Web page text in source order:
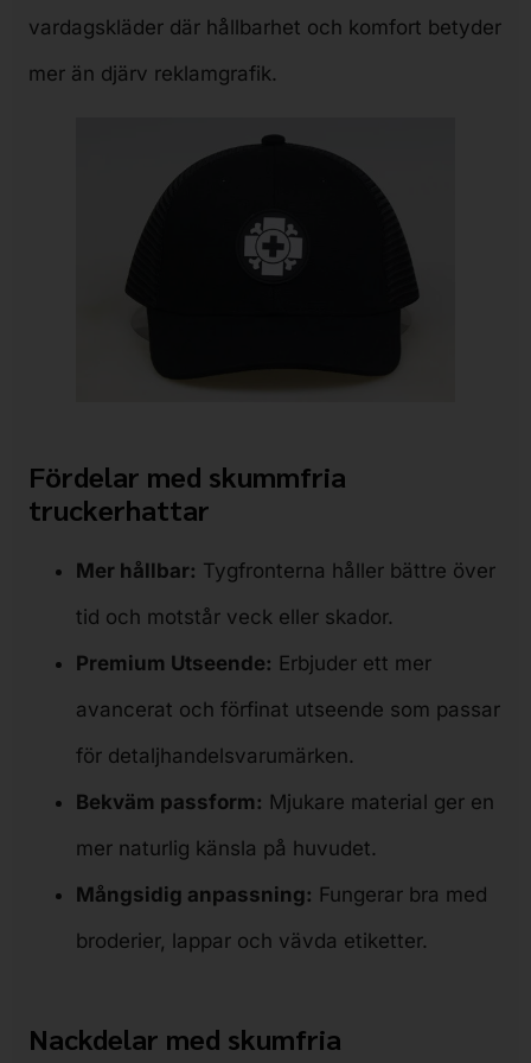
vardagskläder där hållbarhet och komfort betyder
mer än djärv reklamgrafik.
Fördelar med skummfria
truckerhattar
Mer hållbar: Tygfronterna håller bättre över
tid och motstår veck eller skador.
Premium Utseende: Erbjuder ett mer
avancerat och förfinat utseende som passar
för detaljhandelsvarumärken.
Bekväm passform: Mjukare material ger en
mer naturlig känsla på huvudet.
Mångsidig anpassning: Fungerar bra med
broderier, lappar och vävda etiketter.
Nackdelar med skumfria